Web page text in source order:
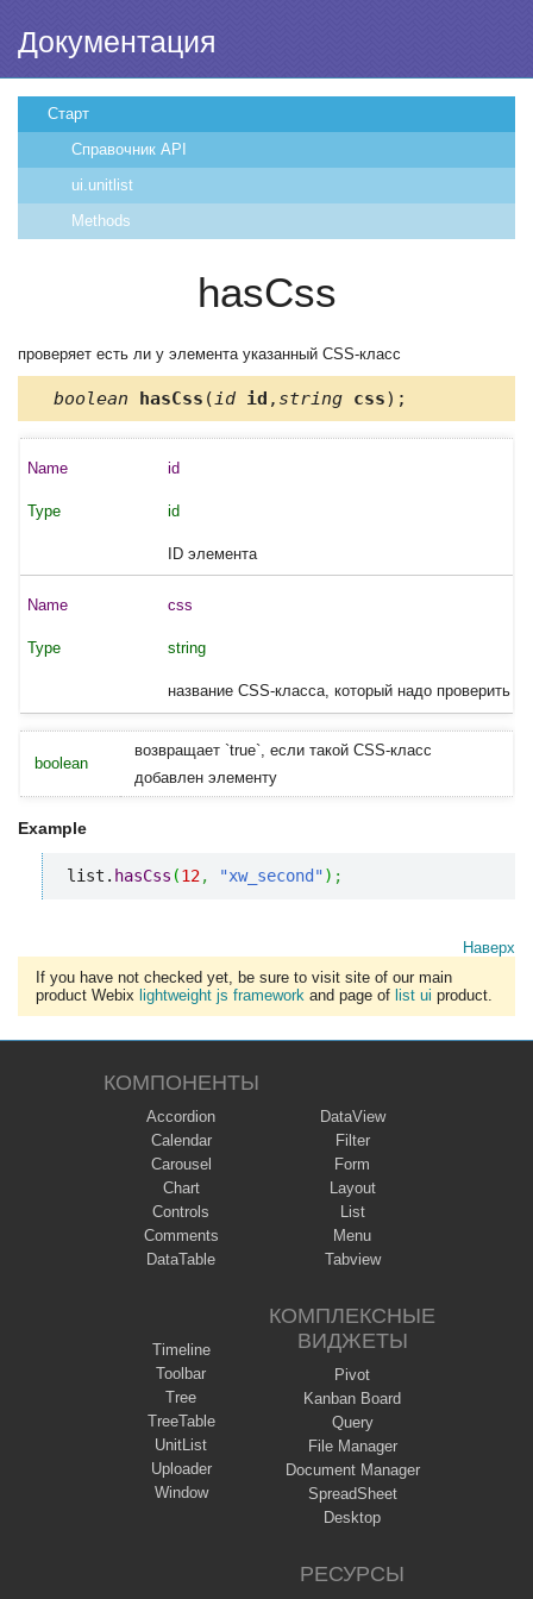
Документация
Старт
Справочник API
ui.unitlist
Methods
hasCss
проверяет есть ли у элемента указанный CSS-класс
boolean hasCss ( id id , string css);
id
id
ID элемента
css
string
название CSS-класса, который надо проверить
boolean
возвращает `true`, если такой CSS-класс
добавлен элементу
Example
list. hasCss (12, "xw_second") ;
Наверх
If you have not checked yet, be sure to visit site of our main
product Webix lightweight js framework and page of list ui product.
КОМПОНЕНТЫ
Accordion
Calendar
Carousel
Chart
Controls
Comments
DataTable
DataView
Filter
Form
Layout
List
Menu
Tabview
Timeline
Toolbar
Tree
TreeTable
UnitList
Uploader
Window
КОМПЛЕКСНЫЕ
ВИДЖЕТЫ
Pivot
Kanban Board
Query
File Manager
Document Manager
SpreadSheet
Desktop
РЕСУРСЫ